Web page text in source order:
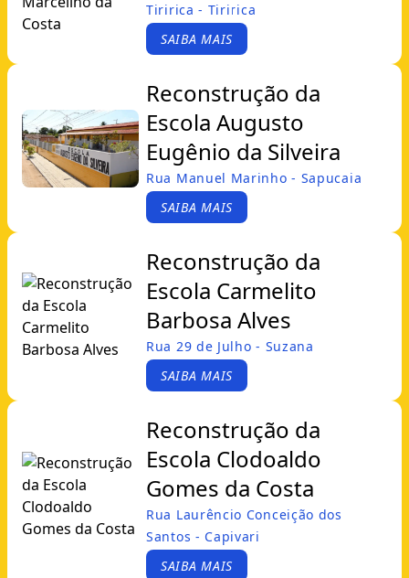
Tiririca - Tiririca
SAIBA MAIS
Reconstrução da
Escola Augusto
Eugênio da Silveira
Rua Manuel Marinho - Sapucaia
SAIBA MAIS
Reconstrução da
Escola Carmelito
Barbosa Alves
Rua 29 de Julho - Suzana
SAIBA MAIS
Reconstrução da
Escola Clodoaldo
Gomes da Costa
Rua Laurêncio Conceição dos
Santos - Capivari
SAIBA MAIS